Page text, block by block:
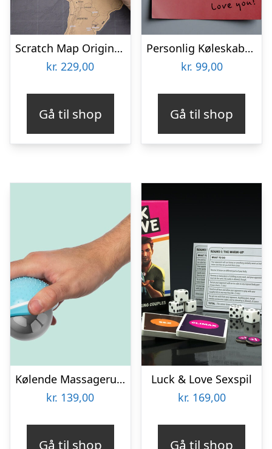
Scratch Map Original Deluxe
kr. 229,00
Gå til shop
Personlig Køleskabsmagnet med Foto – Hjerte
kr. 99,00
Gå til shop
Kølende Massageruller
kr. 139,00
Gå til shop
Luck & Love Sexspil
kr. 169,00
Gå til shop